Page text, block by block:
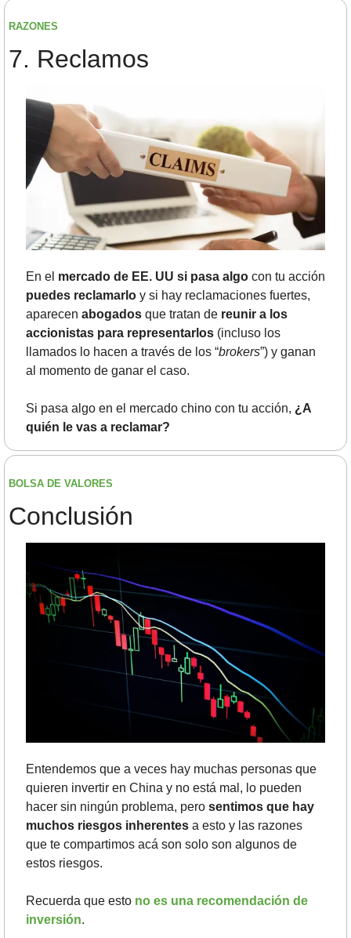
RAZONES
7.	Reclamos
En el mercado de EE. UU si pasa algo
puedes reclamarlo y si hay reclamaciones fuertes,
aparecen abogados que tratan de reunir a los
accionistas para representarlos (incluso los
llamados lo hacen a través de los “brokers”) y ganan
al momento de ganar el caso.
Si pasa algo en el mercado chino con tu acción, ¿A
quién le vas a reclamar?
BOLSA DE VALORES
Conclusión
Entendemos que a veces hay muchas personas que
quieren invertir en China y no está mal, lo pueden
hacer sin ningún problema, pero sentimos que hay
muchos riesgos inherentes a esto y las razones
que te compartimos acá son solo son algunos de
estos riesgos.
Recuerda que esto no es una recomendación de
inversión.